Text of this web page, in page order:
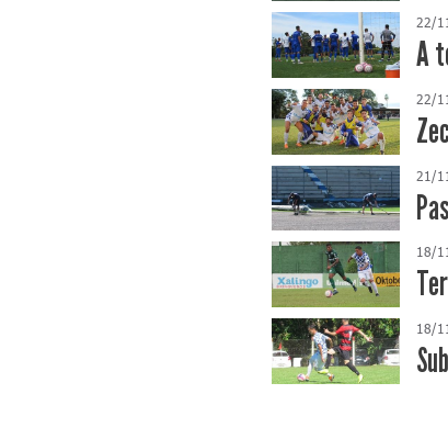
22/
A
22/
21/
18/
18/